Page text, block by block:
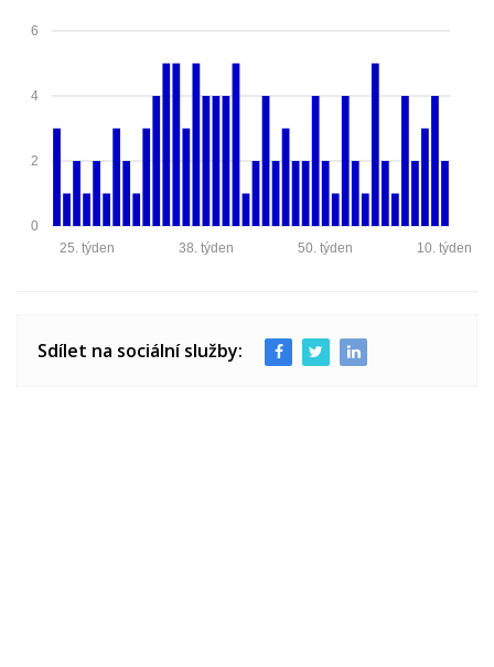
0
2
4
6
10. týden
50. týden
38. týden
25. týden
Sdílet na sociální služby: